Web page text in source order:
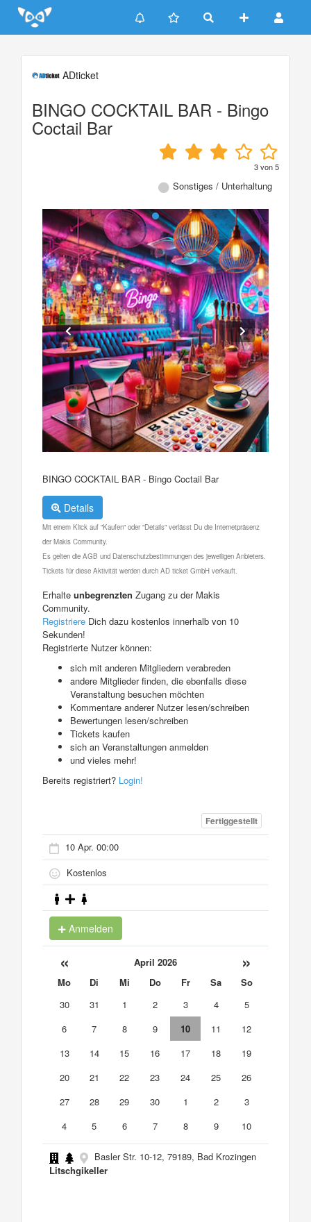
Update cookies preferences
ADticket
BINGO COCKTAIL BAR - Bingo
Coctail Bar
3von5
Sonstiges / Unterhaltung
BINGO COCKTAIL BAR - Bingo Coctail Bar
Details
Mit einem Klick auf "Kaufen" oder "Details" verlässt Du die Internetpräsenz
der Makis Community.
Es gelten die AGB und Datenschutzbestimmungen des jeweiligen Anbieters.
Tickets für diese Aktivität werden durch AD ticket GmbH verkauft.
Erhalte unbegrenzten Zugang zu der Makis
Community.
Registriere Dich dazu kostenlos innerhalb von 10
Sekunden!
Registrierte Nutzer können:
sich mit anderen Mitgliedern verabreden
andere Mitglieder finden, die ebenfalls diese
Veranstaltung besuchen möchten
Kommentare anderer Nutzer lesen/schreiben
Bewertungen lesen/schreiben
Tickets kaufen
sich an Veranstaltungen anmelden
und vieles mehr!
Bereits registriert? Login!
Fertiggestellt
10 Apr. 00:00
Kostenlos
Anmelden
« April 2026 »
Mo Di Mi Do Fr Sa
So
30
31 1 2 3 4
5
6
7 8 9 10 11
12
13
14 15 16 17 18
19
20
21 22 23 24 25
26
27
28 29 30 1 2
3
4
5 6 7 8 9 10
Basler Str. 10-12, 79189, Bad Krozingen
Litschgikeller